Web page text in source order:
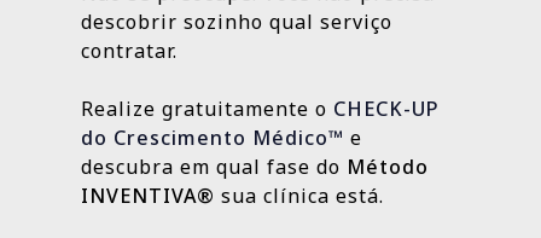
Fazer meu CHECK-UP Gratuito
resultados e aprimorando o que ainda
pode crescer.
Outras, como SEO Médico, Gestão do Blog e
construção de autoridade digital, são
resultados sólidos e duradouros ao longo
do tempo.
Por isso trabalhamos com um método
descobrir sozinho qual serviço
contratar.
Realize gratuitamente o CHECK-UP
do Crescimento Médico™ e
descubra em qual fase do Método
INVENTIVA® sua clínica está.